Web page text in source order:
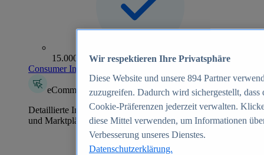
15.000+ Marken
Consumer Insights entdecken
eCommerce Insights
Detaillierte Informationen zu mehr als 39.000 Online-Shops
und Marktplätzen
Wir respektieren Ihre Privatsphäre
Diese Website und unsere 894 Partner
zuzugreifen. Dadurch wird sichergestellt,
Cookie-Präferenzen jederzeit verwalten.
diese Mittel verwenden, um Informationen
Verbesserung unseres Dienstes.
Datenschutzerklärung.